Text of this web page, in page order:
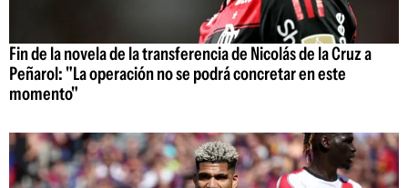
Fin de la novela de la transferencia de Nicolás de la Cruz a
Peñarol: "La operación no se podrá concretar en este
momento"